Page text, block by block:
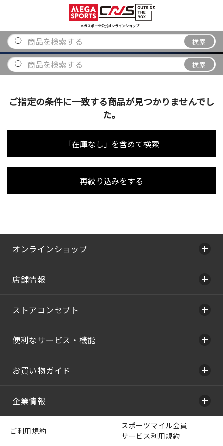
メガスポーツ公式オンラインショップ
検索
アウトドア
から探す
ブランド
から探す
検索
ご指定の条件に一致する商品が見つかりませんでし
た。
「在庫なし」を含めて検索
再絞り込みをする
オンラインショップ
店舗情報
ストアコンセプト
便利なサービス・機能
お買い物ガイド
企業情報
ご利用規約
スポーツマイル会員
サービス利用規約